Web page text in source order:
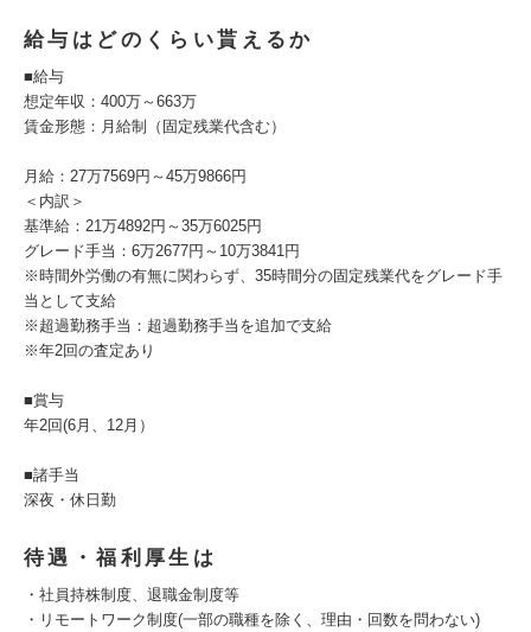
給与はどのくらい貰えるか
■給与
想定年収：400万～663万
賃金形態：月給制（固定残業代含む）
月給：27万7569円～45万9866円
＜内訳＞
基準給：21万4892円～35万6025円
グレード手当：6万2677円～10万3841円
※時間外労働の有無に関わらず、35時間分の固定残業代をグレード手
当として支給
※超過勤務手当：超過勤務手当を追加で支給
※年2回の査定あり
■賞与
年2回(6月、12月）
■諸手当
深夜・休日勤
待遇・福利厚生は
・社員持株制度、退職金制度等
・リモートワーク制度(一部の職種を除く、理由・回数を問わない)